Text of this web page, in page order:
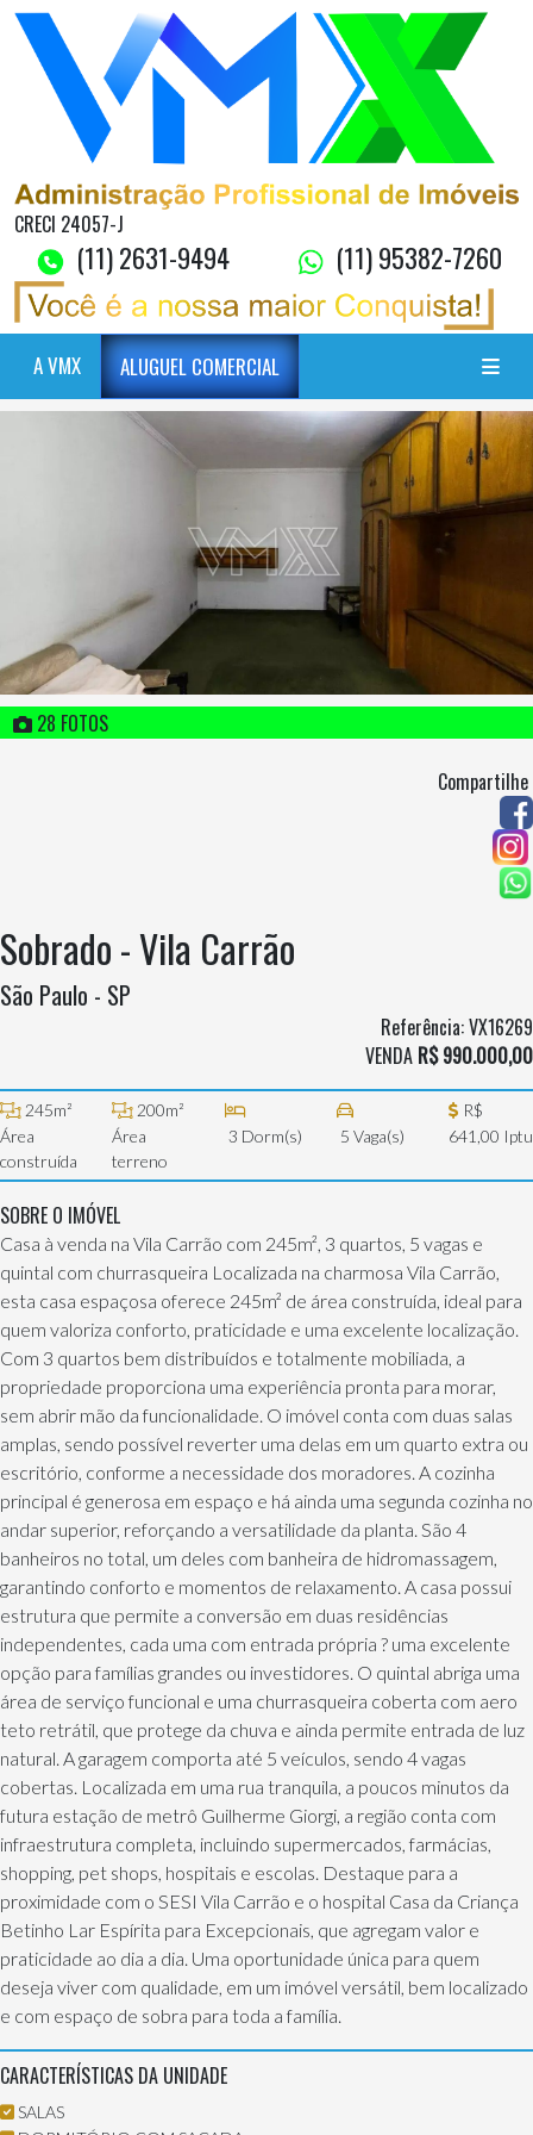
CRECI 24057-J
(11) 2631-9494 (11) 95382-7260
A VMX ALUGUEL COMERCIAL
28 FOTOS
Compartilhe
Sobrado - Vila Carrão
São Paulo - SP
Referência: VX16269
VENDA R$ 990.000,00
245m²
Área
construída
200m²
Área
terreno
3 Dorm(s) 5 Vaga(s)
R$
641,00 Iptu
SOBRE O IMÓVEL
Casa à venda na Vila Carrão com 245m², 3 quartos, 5 vagas e
quintal com churrasqueira Localizada na charmosa Vila Carrão,
esta casa espaçosa oferece 245m² de área construída, ideal para
quem valoriza conforto, praticidade e uma excelente localização.
Com 3 quartos bem distribuídos e totalmente mobiliada, a
propriedade proporciona uma experiência pronta para morar,
sem abrir mão da funcionalidade. O imóvel conta com duas salas
amplas, sendo possível reverter uma delas em um quarto extra ou
escritório, conforme a necessidade dos moradores. A cozinha
principal é generosa em espaço e há ainda uma segunda cozinha no
andar superior, reforçando a versatilidade da planta. São 4
banheiros no total, um deles com banheira de hidromassagem,
garantindo conforto e momentos de relaxamento. A casa possui
estrutura que permite a conversão em duas residências
independentes, cada uma com entrada própria ? uma excelente
opção para famílias grandes ou investidores. O quintal abriga uma
área de serviço funcional e uma churrasqueira coberta com aero
teto retrátil, que protege da chuva e ainda permite entrada de luz
natural. A garagem comporta até 5 veículos, sendo 4 vagas
cobertas. Localizada em uma rua tranquila, a poucos minutos da
futura estação de metrô Guilherme Giorgi, a região conta com
infraestrutura completa, incluindo supermercados, farmácias,
shopping, pet shops, hospitais e escolas. Destaque para a
proximidade com o SESI Vila Carrão e o hospital Casa da Criança
Betinho Lar Espírita para Excepcionais, que agregam valor e
praticidade ao dia a dia. Uma oportunidade única para quem
deseja viver com qualidade, em um imóvel versátil, bem localizado
e com espaço de sobra para toda a família.
CARACTERÍSTICAS DA UNIDADE
SALAS